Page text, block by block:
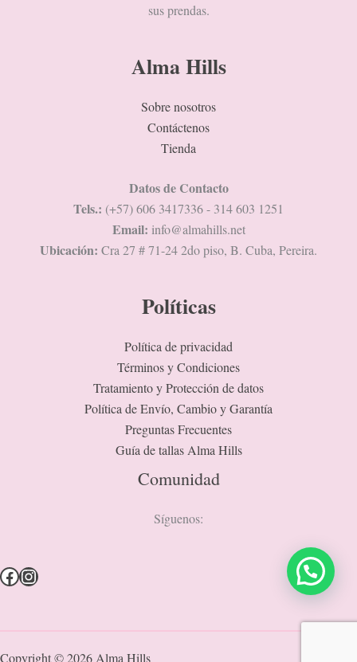
sus prendas.
Alma Hills
Sobre nosotros
Contáctenos
Tienda
Datos de Contacto
Tels.: (+57) 606 3417336 - 314 603 1251
Email: info@almahills.net
Ubicación: Cra 27 # 71-24 2do piso, B. Cuba, Pereira.
Políticas
Política de privacidad
Términos y Condiciones
Tratamiento y Protección de datos
Política de Envío, Cambio y Garantía
Preguntas Frecuentes
Guía de tallas Alma Hills
Comunidad
Síguenos:
Copyright © 2026 Alma Hills